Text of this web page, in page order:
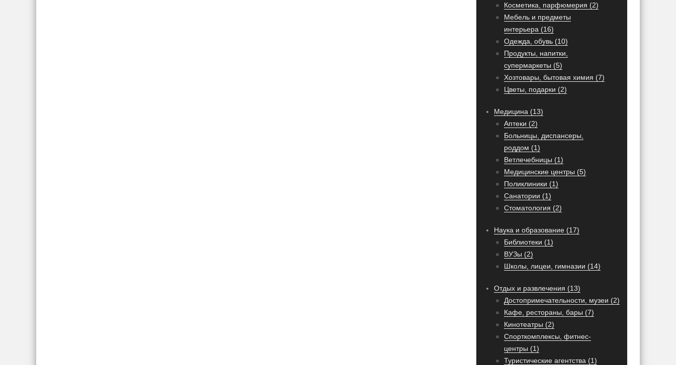
Косметика, парфюмерия (2)
Мебель и предметы
интерьера (16)
Одежда, обувь (10)
Продукты, напитки,
супермаркеты (5)
Хозтовары, бытовая химия (7)
Цветы, подарки (2)
Медицина (13)
Аптеки (2)
Больницы, диспансеры,
роддом (1)
Ветлечебницы (1)
Медицинские центры (5)
Поликлиники (1)
Санатории (1)
Стоматология (2)
Наука и образование (17)
Библиотеки (1)
ВУЗы (2)
Школы, лицеи, гимназии (14)
Отдых и развлечения (13)
Достопримечательности, музеи (2)
Кафе, рестораны, бары (7)
Кинотеатры (2)
Спорткомплексы, фитнес-
центры (1)
Туристические агентства (1)